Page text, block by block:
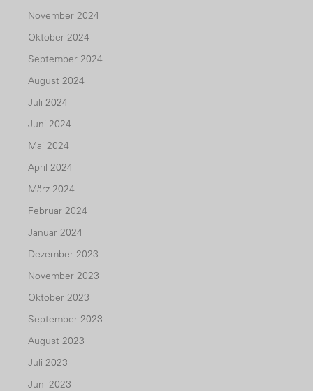
November 2024
Oktober 2024
September 2024
August 2024
Juli 2024
Juni 2024
Mai 2024
April 2024
März 2024
Februar 2024
Januar 2024
Dezember 2023
November 2023
Oktober 2023
September 2023
August 2023
Juli 2023
Juni 2023